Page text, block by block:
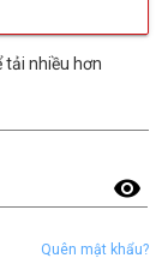
tải nhiều hơn
visibility
Quên mật khẩu?